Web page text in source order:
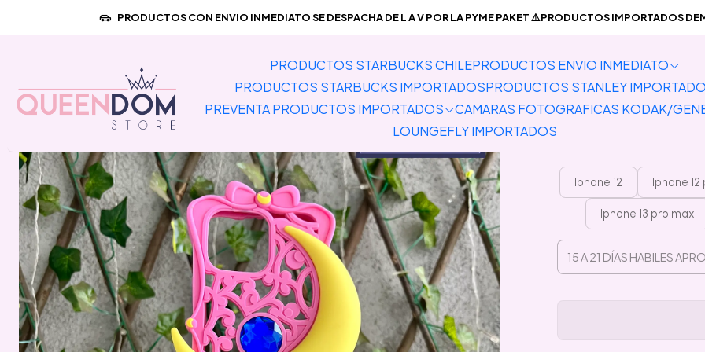
PRODUCTOS STARBUCKS CHILEPRODUCTOS ENVIO INMEDIATO
PRODUCTOS STARBUCKS IMPORTADOSPRODUCTOS STANLEY
PREVENTA PRODUCTOS IMPORTADOS
CAMARAS FOTOGRAFICAS KODAK/
LOUNGEFLY IMPORTADOS
PRODUCTOS CON ENVIO INMEDIATO SE DESPACHA DE L A V POR LA PYME PAKET ⚠️PRODUCTOS IMPORTADOS
Inicio PREVENTA PRODUCTOS IMPORTADOS Carcasas para Celulares y Auriculares Carcasas Iphone
Preventa
Iphone 12 Iphone 12
Iphone 13 pro max